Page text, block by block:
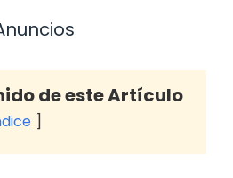
de este Artículo